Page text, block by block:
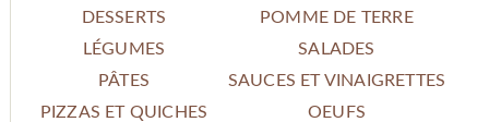
DESSERTS
POMME DE TERRE
LÉGUMES
SALADES
PÂTES
SAUCES ET VINAIGRETTES
PIZZAS ET QUICHES
OEUFS